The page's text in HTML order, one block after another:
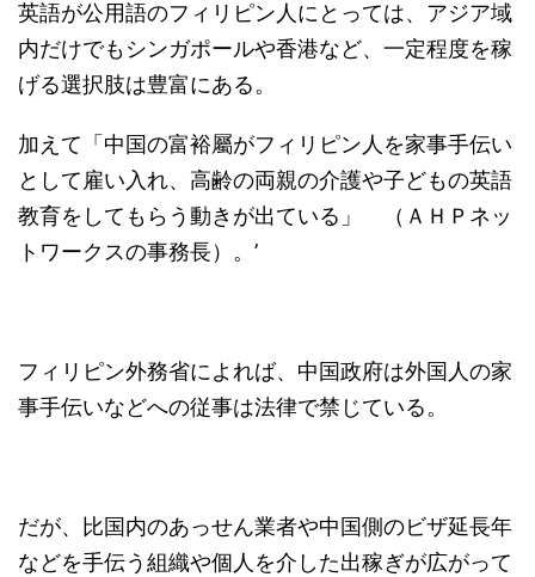
英語が公用語のフィリピン人にとっては、アジア域
内だけでもシンガポールや香港など、一定程度を稼
げる選択肢は豊富にある。
加えて「中国の富裕屬がフィリピン人を家事手伝い
として雇い入れ、高齢の両親の介護や子どもの英語
教育をしてもらう動きが出ている」 （ＡＨＰネッ
トワークスの事務長）。’
フィリピン外務省によれば、中国政府は外国人の家
事手伝いなどへの従事は法律で禁じている。
だが、比国内のあっせん業者や中国側のビザ延長年
などを手伝う組織や個人を介した出稼ぎが広がって